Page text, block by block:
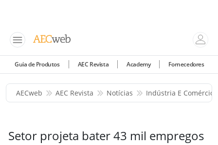
Guia de Produtos AEC Revista Academy Fornecedores
AECweb AEC Revista Notícias Indústria E Comércio
Setor projeta bater 43 mil empregos